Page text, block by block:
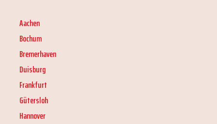
Aachen
Bochum
Bremerhaven
Duisburg
Frankfurt
Gütersloh
Hannover